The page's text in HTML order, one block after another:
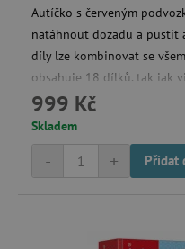
Autíčko s červeným
natáhnout dozadu a pustit
díly lze kombinovat se
obsahuje 18 dílků, tak jak
párů koleček.
999 Kč
Skladem
+
- Přidat